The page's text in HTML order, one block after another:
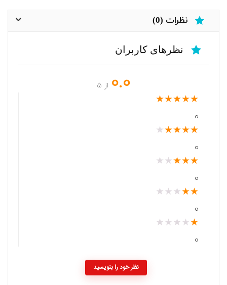
نظرات (0)
نظرهای کاربران
0.0 از 5
★
★
★
★
★
0
★
★
★
★
★
0
★
★
★
★
★
0
★
★
★
★
★
0
★
★
★
★
★
0
نظر خود را بنویسید